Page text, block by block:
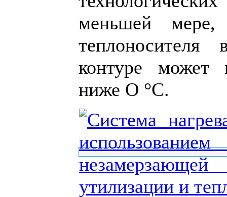
меньшей мере,
теплоносителя
контуре может
ниже О °С.